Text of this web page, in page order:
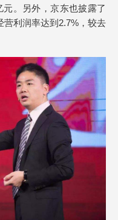
。另外，京东也披露了
营利润率达到2.7%，较去